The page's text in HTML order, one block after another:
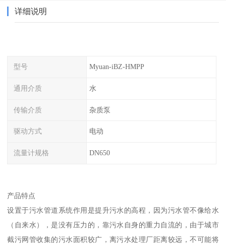
详细说明
型号 Myuan-iBZ-HMPP
通用介质 水
传输介质 杂质泵
驱动方式 电动
流量计规格 DN650
产品特点
设置于污水管道系统作用是提升污水的高程，因为污水管不像给水
（自来水），是没有压力的，靠污水自身的重力自流的，由于城市
截污网管收集的污水面积较广，离污水处理厂距离较远，不可能将